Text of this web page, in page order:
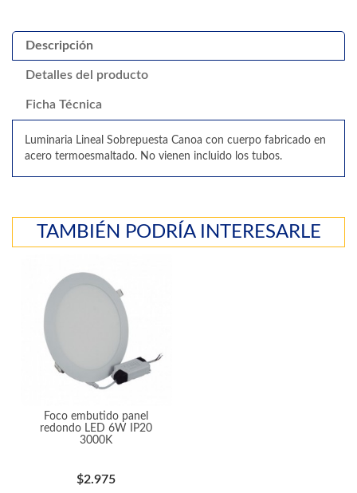
Descripción
Detalles del producto
Ficha Técnica
Luminaria Lineal Sobrepuesta Canoa con cuerpo fabricado en
acero termoesmaltado. No vienen incluido los tubos.
TAMBIÉN PODRÍA INTERESARLE
Foco embutido panel
redondo LED 6W IP20
3000K
Precio
$2.975